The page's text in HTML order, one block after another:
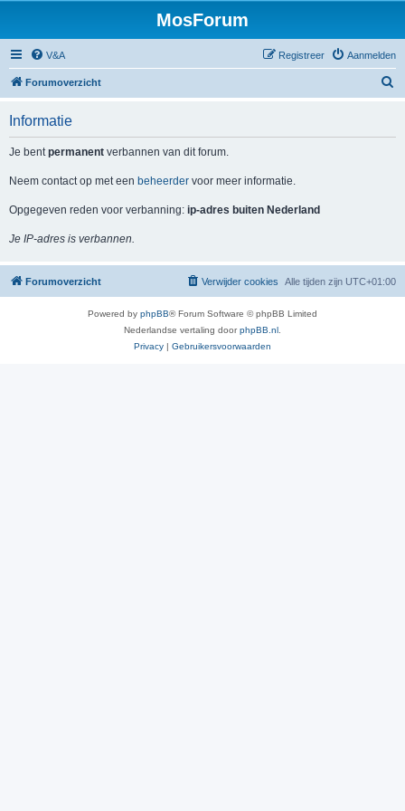
MosForum
V&A Aanmelden
Registreer
Forumoverzicht
Informatie
Je bentpermanent verbannen van dit forum.
Neem contact op met een beheerder voor meer informatie.
Opgegeven reden voor verbanning: ip-adres buiten Nederland
Je IP-adres is verbannen.
Forumoverzicht Alle tijden zijn UTC+01:00
Verwijder cookies
Powered by phpBB® Forum Software © phpBB Limited
Nederlandse vertaling doorphpBB.nl
Privacy | Gebruikersvoorwaarden